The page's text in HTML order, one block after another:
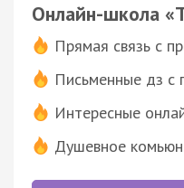
Онлайн-школа
Прямая связь с
Письменные дз с
Интересные
Душевное